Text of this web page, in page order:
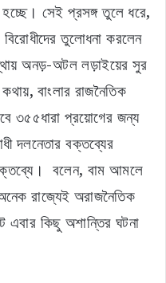
সেই প্রসঙ্গ তুলে ধরে,
তুলোধনা করলেন
অনড়-অটল লড়াইয়ের সুর
বাংলার রাজনৈতিক
৩৫৫ধারা প্রয়োগের জন্য
দলনেতার বক্তব্যের
বলেন, বাম আমলে
রাজ্যেই অরাজনৈতিক
এবার কিছু অশান্তির ঘটনা